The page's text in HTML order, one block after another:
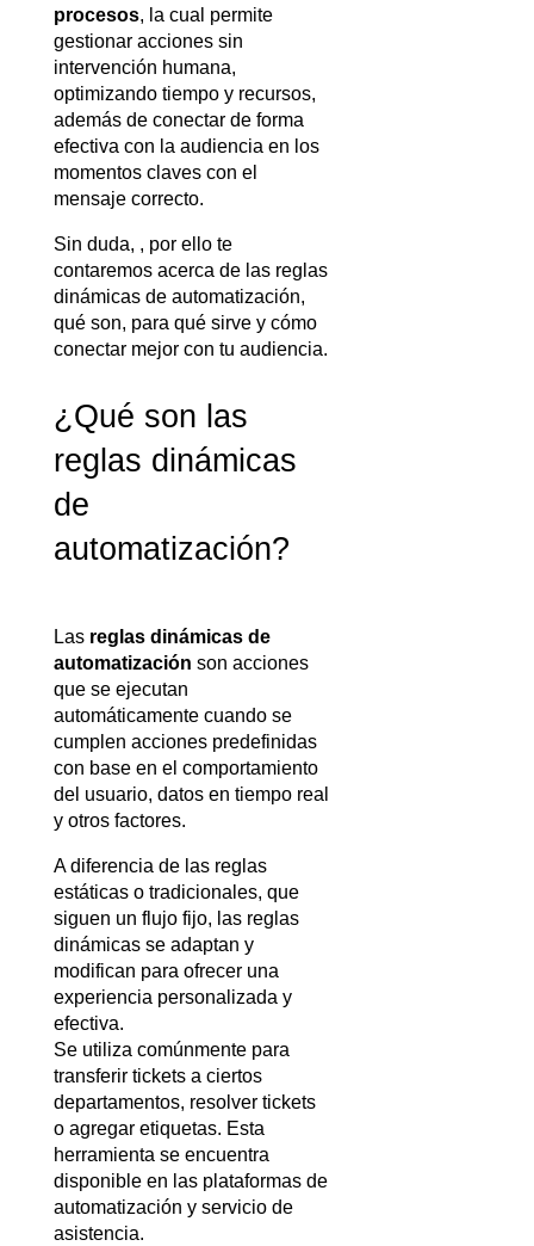
procesos, la cual permite
gestionar acciones sin
intervención humana,
optimizando tiempo y recursos,
además de conectar de forma
efectiva con la audiencia en los
momentos claves con el
mensaje correcto.
Sin duda, , por ello te
contaremos acerca de las reglas
dinámicas de automatización,
qué son, para qué sirve y cómo
conectar mejor con tu audiencia.
¿Qué son las
reglas dinámicas
de
automatización?
Las reglas dinámicas de
automatización son acciones
que se ejecutan
automáticamente cuando se
cumplen acciones predefinidas
con base en el comportamiento
del usuario, datos en tiempo real
y otros factores.
A diferencia de las reglas
estáticas o tradicionales, que
siguen un flujo fijo, las reglas
dinámicas se adaptan y
modifican para ofrecer una
experiencia personalizada y
efectiva.
Se utiliza comúnmente para
transferir tickets a ciertos
departamentos, resolver tickets
o agregar etiquetas. Esta
herramienta se encuentra
disponible en las plataformas de
automatización y servicio de
asistencia.